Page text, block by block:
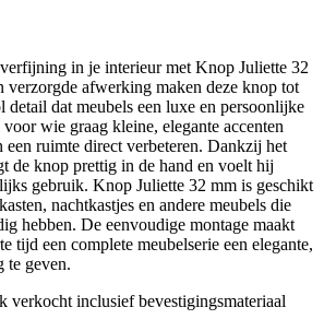
in je interieur met Knop Juliette 32
verzorgde afwerking maken deze knop tot
detail dat meubels een luxe en persoonlijke
wie graag kleine, elegante accenten
een ruimte direct verbeteren. Dankzij het
de knop prettig in de hand en voelt hij
gebruik. Knop Juliette 32 mm is geschikt
nachtkastjes en andere meubels die
hebben. De eenvoudige montage maakt
tijd een complete meubelserie een elegante,
te geven.
verkocht inclusief bevestigingsmateriaal